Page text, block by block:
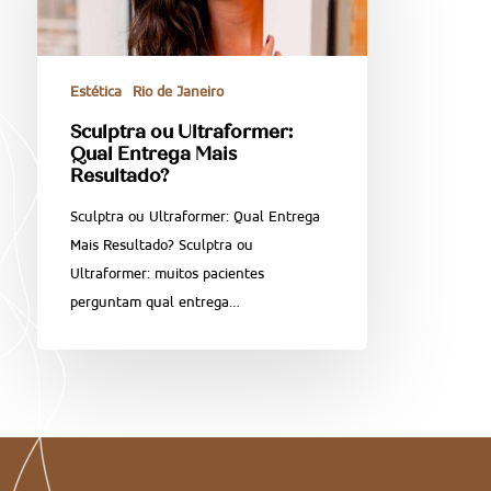
Estética Rio de Janeiro
Sculptra ou Ultraformer:
Qual Entrega Mais
Resultado?
Sculptra ou Ultraformer: Qual Entrega
Mais Resultado? Sculptra ou
Ultraformer: muitos pacientes
perguntam qual entrega…